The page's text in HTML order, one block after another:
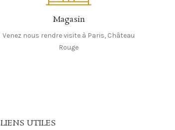
Magasin
Venez nous rendre visite à Paris, Château
Rouge
LIENS UTILES